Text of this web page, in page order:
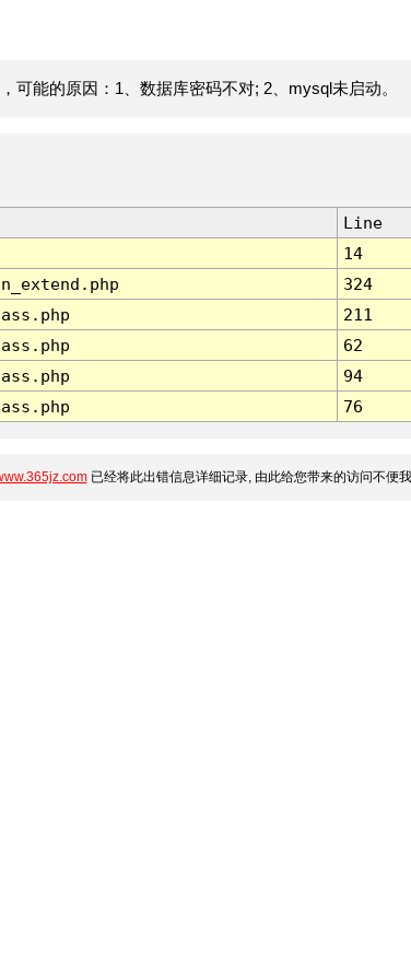
可能的原因：1、数据库密码不对; 2、mysql未启动。
Line
14
324
211
62
94
76
已经将此出错信息详细记录, 由此给您带来的访问不便